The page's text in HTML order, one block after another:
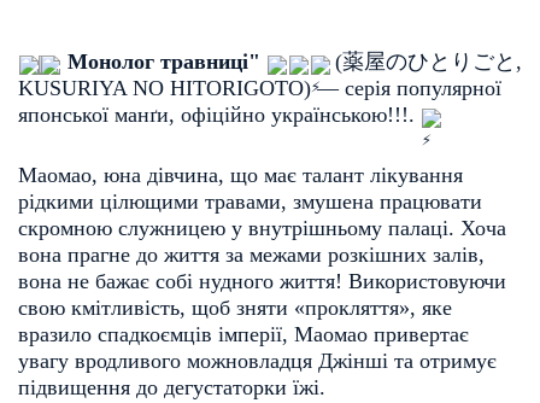
Монолог травниці" (薬屋のひとりごと
KUSURIYA NO HITORIGOTO) — серія популярної
японської манґи, офіційно українською!!!.
Маомао, юна дівчина, що має талант лікування
рідкими цілющими травами, змушена працювати
скромною служницею у внутрішньому палаці. Хоча
вона прагне до життя за межами розкішних залів,
вона не бажає собі нудного життя! Використовуючи
свою кмітливість, щоб зняти «прокляття», яке
вразило спадкоємців імперії, Маомао привертає
увагу вродливого можновладця Джінші та отримує
підвищення до дегустаторки їжі.